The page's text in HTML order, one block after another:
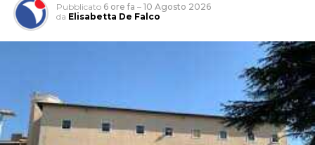
Pubblicato 6 ore fa – 10 Agosto 2026
da Elisabetta De Falco